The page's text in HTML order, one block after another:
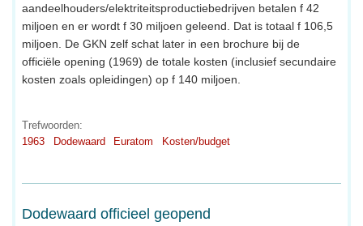
aandeelhouders/elektriteitsproductiebedrijven betalen f 42
miljoen en er wordt f 30 miljoen geleend. Dat is totaal f 106,5
miljoen. De GKN zelf schat later in een brochure bij de
officiële opening (1969) de totale kosten (inclusief secundaire
kosten zoals opleidingen) op f 140 miljoen.
Trefwoorden:
1963
Dodewaard Euratom Kosten/budget
Dodewaard officieel geopend